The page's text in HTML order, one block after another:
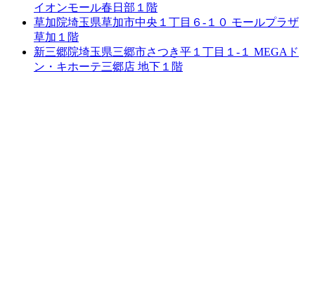
イオンモール春日部１階
草加院埼玉県草加市中央１丁目６-１０ モールプラザ
草加１階
新三郷院埼玉県三郷市さつき平１丁目１-１ MEGAド
ン・キホーテ三郷店 地下１階